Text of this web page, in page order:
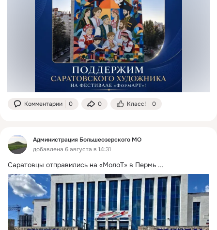
Комментарии 0 0 Класс! 0
Администрация Большеозерского МО
добавлена 6 августа в 14:31
Саратовцы отправились на «МолоТ» в Пермь ...